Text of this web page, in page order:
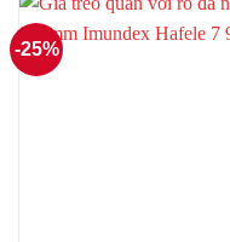
-25%